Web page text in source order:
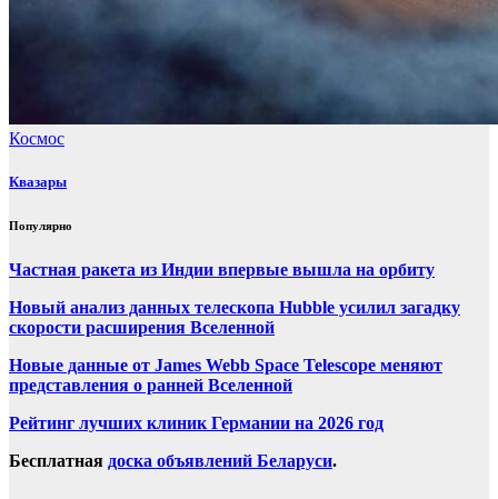
Космос
Квазары
Популярно
Частная ракета из Индии впервые вышла на орбиту
Новый анализ данных телескопа Hubble усилил загадку
скорости расширения Вселенной
Новые данные от James Webb Space Telescope меняют
представления о ранней Вселенной
Рейтинг лучших клиник Германии на 2026 год
Бесплатная доска объявлений Беларуси.